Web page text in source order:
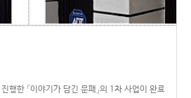
행한 「이야기가 담긴 문패」의 1차 사업이 완료